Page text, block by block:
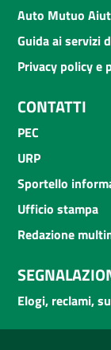
Auto Mutuo
Guida ai servizi
Privacy policy e
CONTATTI
PEC
URP
Sportello
Ufficio stampa
Redazione
Elogi, reclami,